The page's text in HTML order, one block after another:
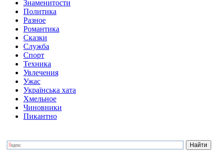
Знаменитости
Политика
Разное
Романтика
Сказки
Служба
Спорт
Техника
Увлечения
Ужас
Українська хата
Хмельное
Чиновники
Пикантно